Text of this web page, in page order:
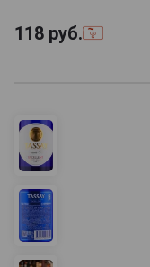
118 руб.